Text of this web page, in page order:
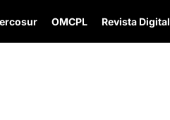
OMCPL Revista Digital